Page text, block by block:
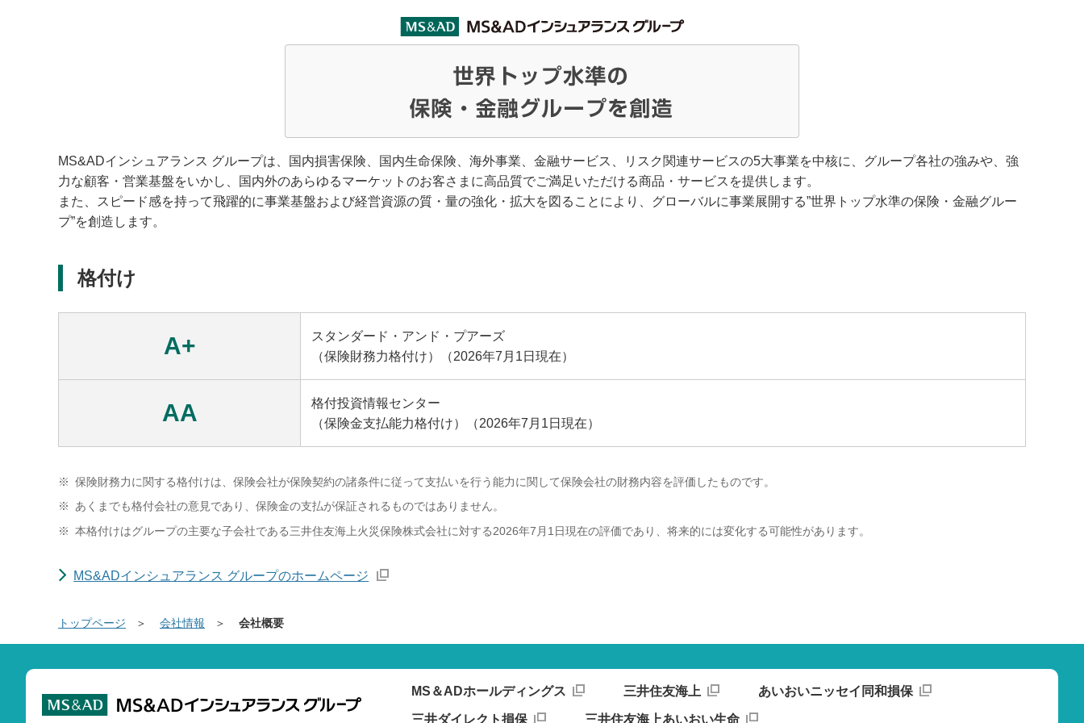
MS&ADインシュアランス グループは、国内損害保険、国内生命保険、海外事業、金融サービス、リスク関連サービスの5大事業を中核に、グループ各社の強みや、強
力な顧客・営業基盤をいかし、国内外のあらゆるマーケットのお客さまに高品質でご満足いただける商品・サービスを提供します。
また、スピード感を持って飛躍的に事業基盤および経営資源の質・量の強化・拡大を図ることにより、グローバルに事業展開する”世界トップ水準の保険・金融グルー
プ”を創造します。
格付け
A+
スタンダード・アンド・プアーズ
（保険財務力格付け）（2026年7月1日現在）
AA
格付投資情報センター
（保険金支払能力格付け）（2026年7月1日現在）
※ 保険財務力に関する格付けは、保険会社が保険契約の諸条件に従って支払いを行う能力に関して保険会社の財務内容を評価したものです。
※
あくまでも格付会社の意見であり、保険金の支払が保証されるものではありません。
※ 本格付けはグループの主要な子会社である三井住友海上火災保険株式会社に対する2026年7月1日現在の評価であり、将来的には変化する可能性があります。
MS&ADインシュアランス グループのホームページ
トップページ 会社情報 会社概要
MS＆ADホールディングス 三井住友海上 あいおいニッセイ同和損保
三井ダイレクト損保 三井住友海上あいおい生命